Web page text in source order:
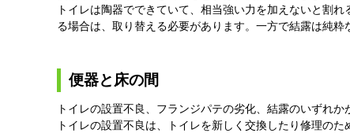
トイレは陶器でできていて、相当強い力を加えないと割
る場合は、取り替える必要があります。一方で結露は純
便器と床の間
トイレの設置不良、フランジパテの劣化、結露のいずれ
トイレの設置不良は、トイレを新しく交換したり修理の